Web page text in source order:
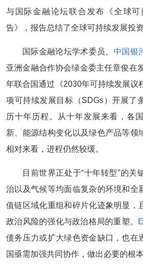
与国际金融论坛联合发布《全球
告》，报告总结了全球可持续发展投
国际金融论坛学术委员、 中国银
亚洲金融合作协会绿金委主任章俊在
年联合国通过《2030年可持续发展议
项可持续发展目标（SDGs）开展了
历十年历程。从十年发展来看，各
新、能源结构变化以及绿色产品等领
相对来看，进程仍然较缓。
目前世界正处于“十年转型”的关
治以及气候等均面临复杂的环境和全
值链区域化重组和碎片化迹象明显，
政治风险的强化与政治格局的重塑。
债务压力或扩大绿色资金缺口，也在
国亟需加强共同协作，做出必要的根本